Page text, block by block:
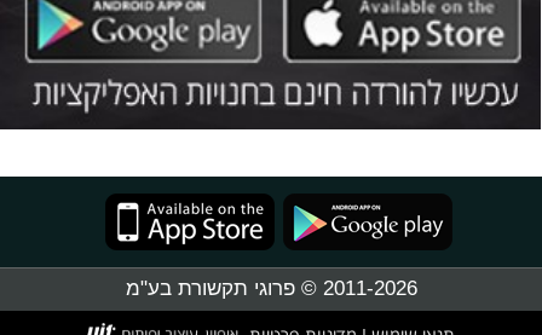
2011-2026 © פרוגי תקשורת בע"מ